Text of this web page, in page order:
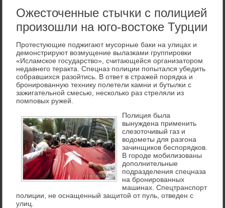
Ожесточенные стычки с полицией
произошли на юго-востоке Турции
Протестующие поджигают мусорные баки на улицах и
демонстрируют возмущение вылазками группировки
«Исламское государство», считающейся организатором
недавнего теракта. Спецназ полиции попытался убедить
собравшихся разойтись. В ответ в стражей порядка и
бронированную технику полетели камни и бутылки с
зажигательной смесью, несколько раз стреляли из
помповых ружей.
Полиция была
вынуждена применить
слезоточивый газ и
водометы для разгона
зачинщиков беспорядков.
В городе мобилизованы
дополнительные
подразделения спецназа
на бронированных
машинах. Спецтранспорт
полиции, не оснащенный защитой от пуль, отведен с
улиц.